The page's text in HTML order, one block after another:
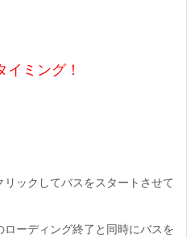
イミング！
リックしてバスをスタートさせて
ーディング終了と同時にバスを